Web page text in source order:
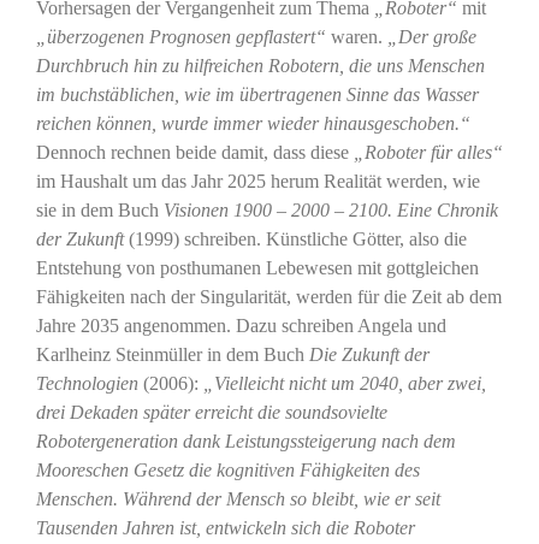
Vorhersagen der Vergangenheit zum Thema
„Roboter“ mit
„überzogenen Prognosen gepflastert“ waren.
„Der große
Durchbruch hin zu hilfreichen Robotern, die uns Menschen
im buchstäblichen, wie im übertragenen Sinne das Wasser
reichen können, wurde immer wieder hinausgeschoben.“
Dennoch rechnen beide damit, dass diese
„Roboter für alles“
im Haushalt um das Jahr 2025 herum Realität werden, wie
sie in dem Buch Visionen 1900 – 2000 – 2100. Eine Chronik
der Zukunft(1999) schreiben. Künstliche Götter, also die
Entstehung von posthumanen Lebewesen mit gottgleichen
Fähigkeiten nach der Singularität, werden für die Zeit ab dem
Jahre 2035 angenommen. Dazu schreiben Angela und
Karlheinz Steinmüller in dem Buch Die Zukunft der
Technologien (2006):
„Vielleicht nicht um 2040, aber zwei,
drei Dekaden später erreicht die soundsovielte
Robotergeneration dank Leistungssteigerung nach dem
Mooreschen Gesetz die kognitiven Fähigkeiten des
Menschen. Während der Mensch so bleibt, wie er seit
Tausenden Jahren ist, entwickeln sich die Roboter